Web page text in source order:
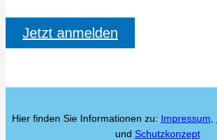
Jetzt anmelden
Hier finden Sie Informationen zu: Impressum
und Schutzkonzept